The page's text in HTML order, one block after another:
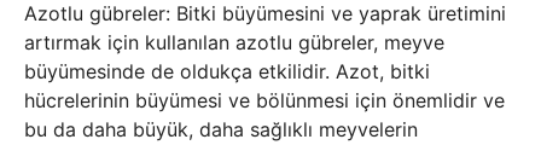
Azotlu gübreler: Bitki büyümesini ve yaprak üretimini
artırmak için kullanılan azotlu gübreler, meyve
büyümesinde de oldukça etkilidir. Azot, bitki
hücrelerinin büyümesi ve bölünmesi için önemlidir ve
bu da daha büyük, daha sağlıklı meyvelerin